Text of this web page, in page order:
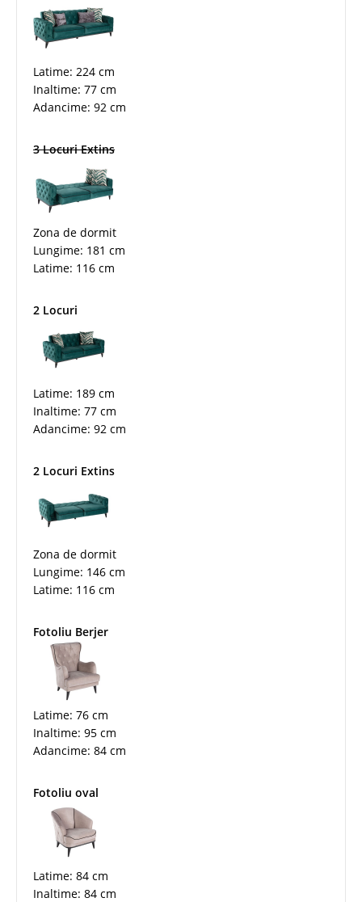
Latime: 224 cm
Inaltime: 77 cm
Adancime: 92 cm
3 Locuri Extins
Zona de dormit
Lungime: 181 cm
Latime: 116 cm
2 Locuri
Latime: 189 cm
Inaltime: 77 cm
Adancime: 92 cm
2 Locuri Extins
Zona de dormit
Lungime: 146 cm
Latime: 116 cm
Fotoliu Berjer
Latime: 76 cm
Inaltime: 95 cm
Adancime: 84 cm
Fotoliu oval
Latime: 84 cm
Inaltime: 84 cm